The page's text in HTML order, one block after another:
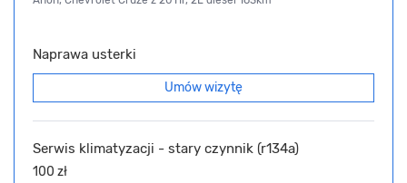
Naprawa usterki
Umów wizytę
Serwis klimatyzacji - stary czynnik (r134a)
100 zł